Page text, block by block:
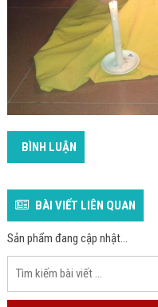
BÌNH LUẬN
BÀI VIẾT LIÊN QUAN
Sản phẩm đang cập nhật...